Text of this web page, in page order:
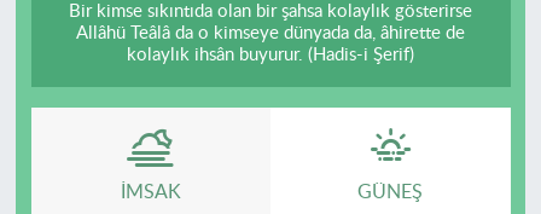
Bir kimse sıkıntıda olan bir şahsa kolaylık gösterirse
Allâhü Teâlâ da o kimseye dünyada da, âhirette de
kolaylık ihsân buyurur. (Hadis-i Şerif)
İMSAK GÜNEŞ